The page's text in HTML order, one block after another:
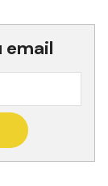
email